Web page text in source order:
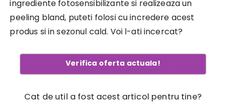
ingrediente fotosensibilizante si realizeaza un
peeling bland, puteti folosi cu incredere acest
produs si in sezonul cald. Voi l-ati incercat?
Verifica oferta actuala!
Cat de util a fost acest articol pentru tine?